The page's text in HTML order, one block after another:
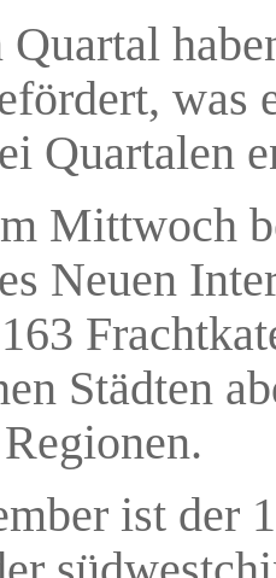
was
Quartalen
Mittwoch
Neuen
Städten
ist der